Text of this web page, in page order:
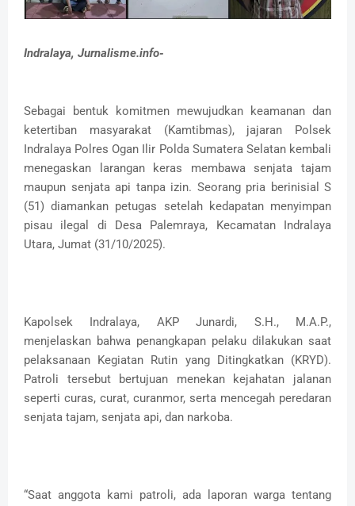
Indralaya, Jurnalisme.info-
Sebagai bentuk komitmen mewujudkan keamanan dan
ketertiban masyarakat (Kamtibmas), jajaran Polsek
Indralaya Polres Ogan Ilir Polda Sumatera Selatan kembali
menegaskan larangan keras membawa senjata tajam
maupun senjata api tanpa izin. Seorang pria berinisial S
(51) diamankan petugas setelah kedapatan menyimpan
pisau ilegal di Desa Palemraya, Kecamatan Indralaya
Utara, Jumat (31/10/2025).
Kapolsek Indralaya, AKP Junardi, S.H., M.A.P.,
menjelaskan bahwa penangkapan pelaku dilakukan saat
pelaksanaan Kegiatan Rutin yang Ditingkatkan (KRYD).
Patroli tersebut bertujuan menekan kejahatan jalanan
seperti curas, curat, curanmor, serta mencegah peredaran
senjata tajam, senjata api, dan narkoba.
“Saat anggota kami patroli, ada laporan warga tentang